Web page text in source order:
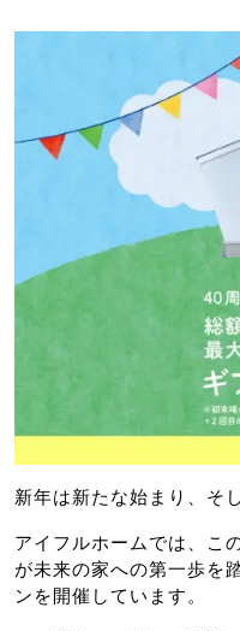
新年は新たな始まり、そ
アイフルホームでは、こ
が未来の家への第一歩を
ンを開催しています。